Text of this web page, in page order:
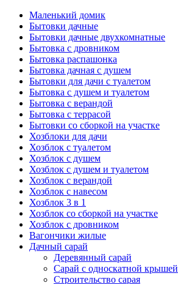
Маленький домик
Бытовки дачные
Бытовки дачные двухкомнатные
Бытовка с дровником
Бытовка распашонка
Бытовка дачная с душем
Бытовки для дачи с туалетом
Бытовка с душем и туалетом
Бытовка с верандой
Бытовка с террасой
Бытовки со сборкой на участке
Хозблоки для дачи
Хозблок с туалетом
Хозблок с душем
Хозблок с душем и туалетом
Хозблок с верандой
Хозблок с навесом
Хозблок 3 в 1
Хозблок со сборкой на участке
Хозблок с дровником
Вагончики жилые
Дачный сарай
Деревянный сарай
Cарай с односкатной крышей
Строительство сарая